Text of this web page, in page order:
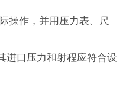
操作，并用压力表、尺
进口压力和射程应符合设